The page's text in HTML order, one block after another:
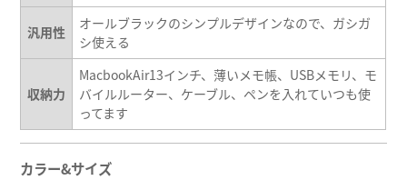
汎用性
オールブラックのシンプルデザインなので、ガシガ
シ使える
収納力
MacbookAir13インチ、薄いメモ帳、USBメモリ、モ
バイルルーター、ケーブル、ペンを入れていつも使
ってます
カラー&サイズ